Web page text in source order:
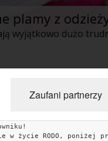
plamy z
Zaufani partnerzy
w życie RODO, poniżej